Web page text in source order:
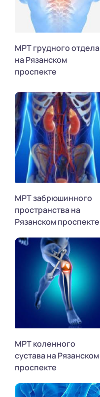
МРТ грудного отдела
на Рязанском
проспекте
МРТ забрюшинного
пространства на
Рязанском проспекте
МРТ коленного
сустава на Рязанском
проспекте